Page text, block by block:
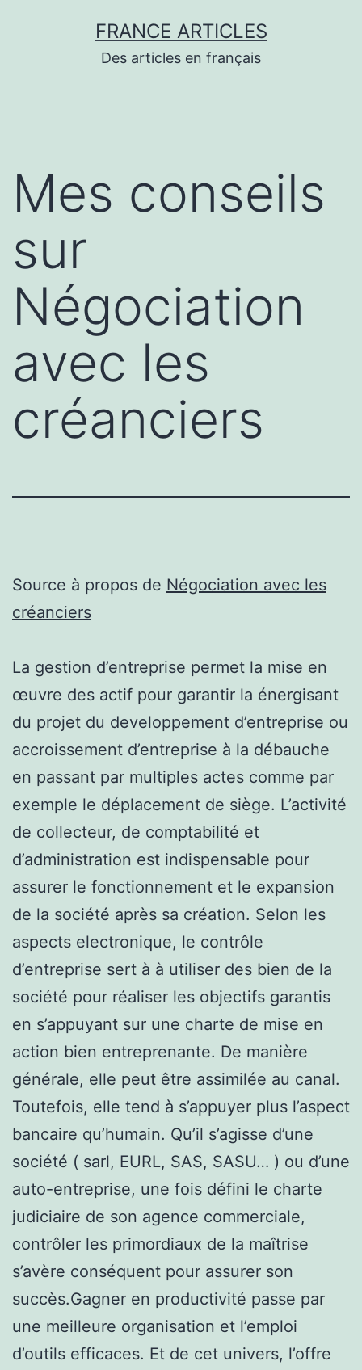
FRANCE ARTICLES
Des articles en français
Mes conseils
sur
Négociation
avec les
créanciers
Source à propos de Négociation avec les
créanciers
La gestion d’entreprise permet la mise en
œuvre des actif pour garantir la énergisant
du projet du developpement d’entreprise ou
accroissement d’entreprise à la débauche
en passant par multiples actes comme par
exemple le déplacement de siège. L’activité
de collecteur, de comptabilité et
d’administration est indispensable pour
assurer le fonctionnement et le expansion
de la société après sa création. Selon les
aspects electronique, le contrôle
d’entreprise sert à à utiliser des bien de la
société pour réaliser les objectifs garantis
en s’appuyant sur une charte de mise en
action bien entreprenante. De manière
générale, elle peut être assimilée au canal.
Toutefois, elle tend à s’appuyer plus l’aspect
bancaire qu’humain. Qu’il s’agisse d’une
société ( sarl, EURL, SAS, SASU… ) ou d’une
auto-entreprise, une fois défini le charte
judiciaire de son agence commerciale,
contrôler les primordiaux de la maîtrise
s’avère conséquent pour assurer son
succès.Gagner en productivité passe par
une meilleure organisation et l’emploi
d’outils efficaces. Et de cet univers, l’offre